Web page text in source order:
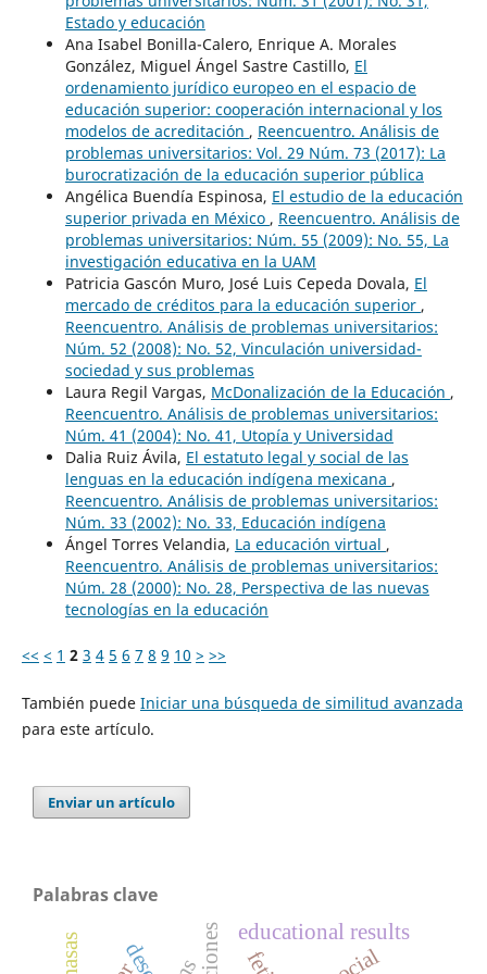
Estado y educación
Ana Isabel Bonilla-Calero, Enrique A. Morales
González, Miguel Ángel Sastre Castillo, El
ordenamiento jurídico europeo en el espacio de
educación superior: cooperación internacional y los
modelos de acreditación , Reencuentro. Análisis de
problemas universitarios: Vol. 29 Núm. 73 (2017): La
burocratización de la educación superior pública
Angélica Buendía Espinosa, El estudio de la educación
superior privada en México , Reencuentro. Análisis de
problemas universitarios: Núm. 55 (2009): No. 55, La
investigación educativa en la UAM
Patricia Gascón Muro, José Luis Cepeda Dovala, El
mercado de créditos para la educación superior ,
Reencuentro. Análisis de problemas universitarios:
Núm. 52 (2008): No. 52, Vinculación universidad-
sociedad y sus problemas
Laura Regil Vargas, McDonalización de la Educación ,
Reencuentro. Análisis de problemas universitarios:
Núm. 41 (2004): No. 41, Utopía y Universidad
Dalia Ruiz Ávila, El estatuto legal y social de las
lenguas en la educación indígena mexicana ,
Reencuentro. Análisis de problemas universitarios:
Núm. 33 (2002): No. 33, Educación indígena
Ángel Torres Velandia, La educación virtual ,
Reencuentro. Análisis de problemas universitarios:
Núm. 28 (2000): No. 28, Perspectiva de las nuevas
tecnologías en la educación
<< < 1 2 3 4 5 6 7 8 9 10 > >>
También puede Iniciar una búsqueda de similitud avanzada
para este artículo.
Enviar un artículo
Palabras clave
educational results